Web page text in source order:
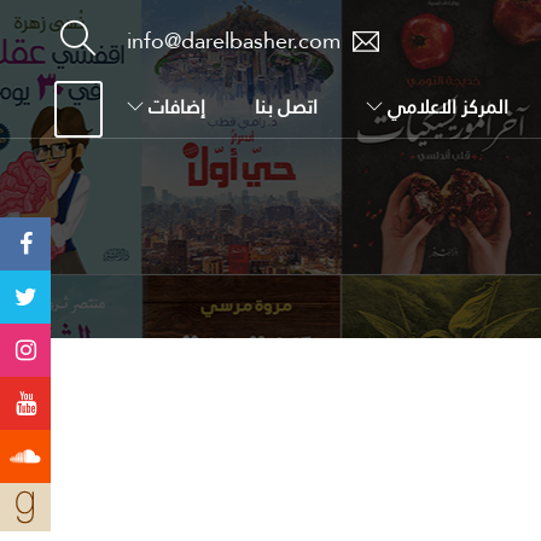
info@darelbasher.com
المركز الاعلامي اتصل بنا إضافات